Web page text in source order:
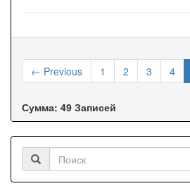
← Previous 1 2 3 4
Сумма: 49 Записей